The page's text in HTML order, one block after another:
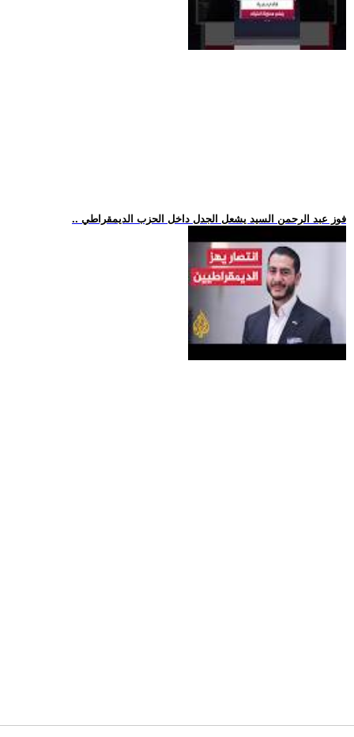
.. فوز عبد الرحمن السيد يشعل الجدل داخل الحزب الديمقراطي